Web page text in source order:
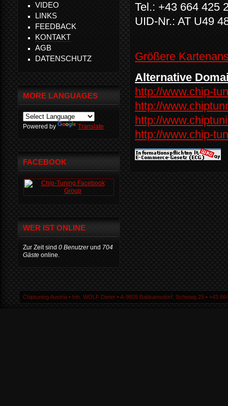
Tel.: +43 664 425
UID-Nr.: AT U49
Größere
Alternative
http://www.chip-
http://
http://
http://www.chip-
VIDEO
LINKS
FEEDBACK
KONTAKT
AGB
DATENSCHUTZ
MORE LANGUAGES
Powered by Translate
FACEBOOK
WER IST ONLINE
Zur Zeit sind 0 Benutzerund 704
Gäste online.
Chiptuning Austria ▪ Inh. WOLF Dieter ▪ A-9805 Baldramsdorf, Schwaig 25 ▪ +43